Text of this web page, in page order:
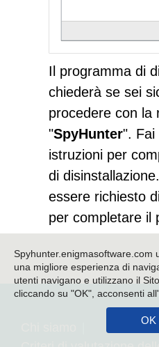
Il programma di
chiederà se sei
procedere con la
"SpyHunter". Fai
istruzioni per
di
essere richiesto
per completare il
Spyhunter.enigmasoftware.com
una migliore esperienza di
utenti navigano e utilizzano il
cliccando su "OK", acconsenti